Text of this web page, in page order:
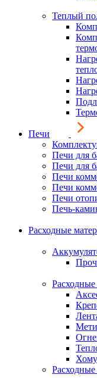
Теплый
Печи
Печи для
Печи для
Печи
Печи
Печи
Печь-
Расходные